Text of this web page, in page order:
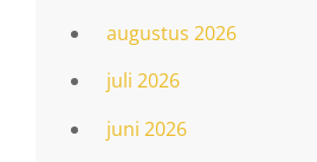
augustus 2026
juli 2026
juni 2026